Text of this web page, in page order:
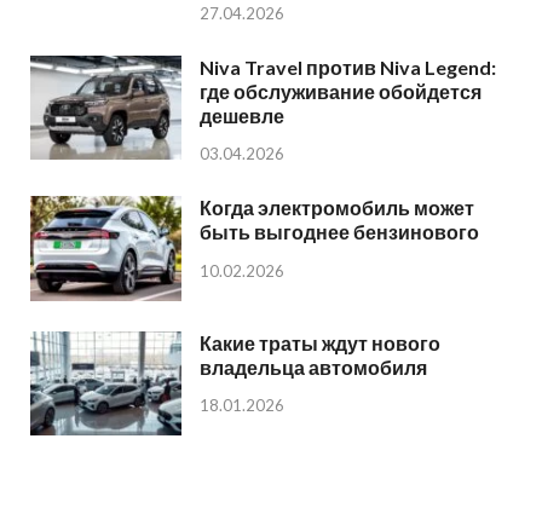
27.04.2026
Niva Travel против Niva Legend:
где обслуживание обойдется
дешевле
03.04.2026
Когда электромобиль может
быть выгоднее бензинового
10.02.2026
Какие траты ждут нового
владельца автомобиля
18.01.2026